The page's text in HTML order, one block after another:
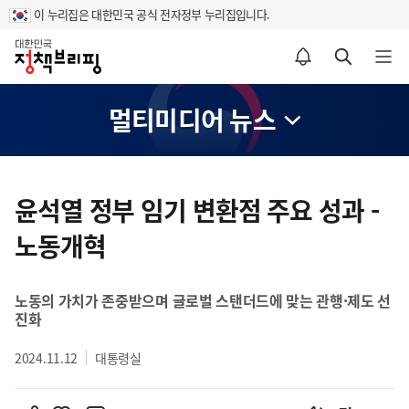
이 누리집은 대한민국 공식 전자정부 누리집입니다.
홈
알림설정 바로가기 검색 바로가기 메뉴 열기
멀티미디어 뉴스
텐
츠
영
윤석열 정부 임기 변환점 주요 성과 -
노동개혁
노동의 가치가 존중받으며 글로벌 스탠더드에 맞는 관행·제도 선
진화
2024.11.12 대통령실